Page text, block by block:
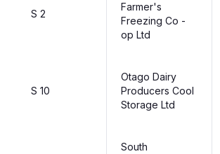
S 2
Farmer's
Freezing Co -
op Ltd
S 10
Otago Dairy
Producers Cool
Storage Ltd
South